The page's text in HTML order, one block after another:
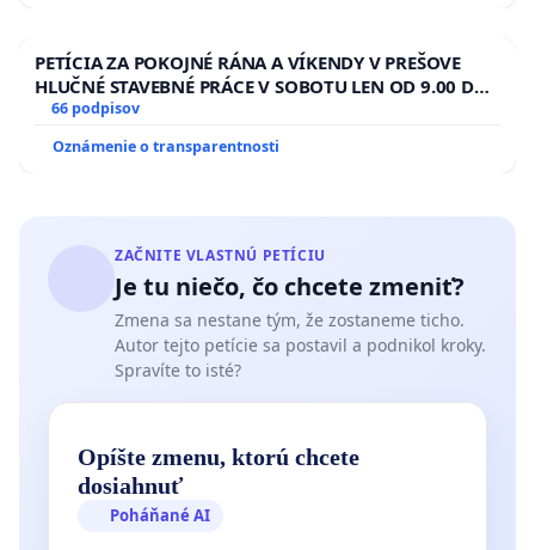
PETÍCIA ZA POKOJNÉ RÁNA A VÍKENDY V PREŠOVE
HLUČNÉ STAVEBNÉ PRÁCE V SOBOTU LEN OD 9.00 DO
13.00 HOD., CEZ PRACOVNÝ TÝŽDEŇ CIEĽ 8.00 – 18.00
HOD. A PRAVIDELNÁ KONTROLA STAVBY C-AREA NA
ĎUMBIERSKEJ/MAGU
66 podpisov
Oznámenie o transparentnosti
ZAČNITE VLASTNÚ PETÍCIU
Je tu niečo, čo chcete zmeniť?
Zmena sa nestane tým, že zostaneme ticho.
Autor tejto petície sa postavil a podnikol kroky.
Spravíte to isté?
Opíšte zmenu, ktorú chcete
dosiahnuť
Poháňané AI